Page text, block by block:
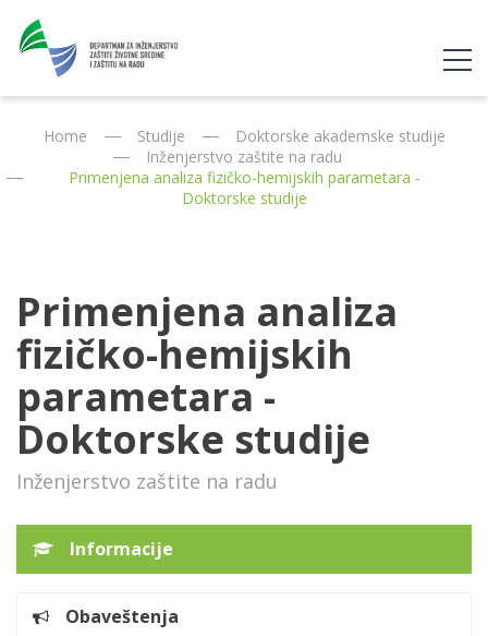
Home Studije
Doktorske akademske studije
Inženjerstvo zaštite na radu
Primenjena analiza fizičko-hemijskih parametara -
Doktorske studije
Primenjena analiza
fizičko-hemijskih
parametara -
Doktorske studije
Inženjerstvo zaštite na radu
Informacije
Obaveštenja